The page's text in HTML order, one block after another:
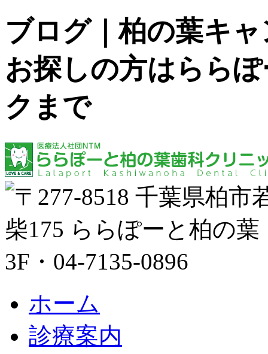
ブログ｜柏の葉キ
お探しの方はらら
クまで
ホーム
診療案内